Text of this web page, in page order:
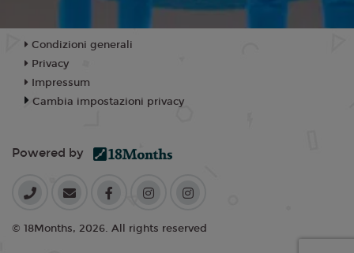
Condizioni generali
Privacy
Impressum
Cambia impostazioni privacy
Powered by
© 18Months, 2026. All rights reserved